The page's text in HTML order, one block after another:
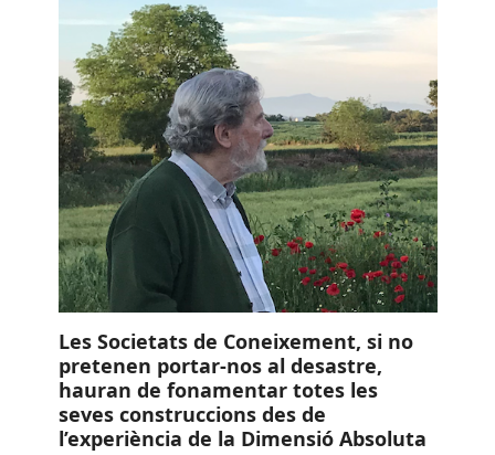
Les Societats de Coneixement, si no
pretenen portar-nos al desastre,
hauran de fonamentar totes les
seves construccions des de
l’experiència de la Dimensió Absoluta